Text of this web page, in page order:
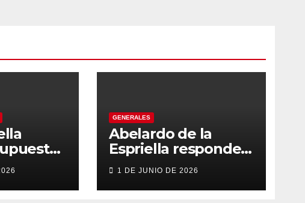
GENERALES
Abelardo de la
Espriella responde
con firmeza y
fortalece su imagen
de liderazgo ante la
1 DE JUNIO DE 2026